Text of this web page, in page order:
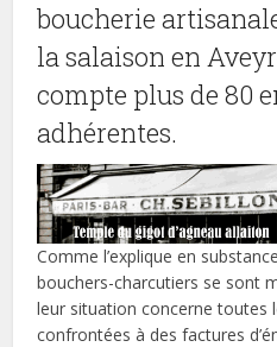
boucherie
la salaison en
compte plus de 80
adhérentes.
Comme l’explique en
bouchers-charcutiers se sont
leur situation concerne toutes
confrontées à des factures